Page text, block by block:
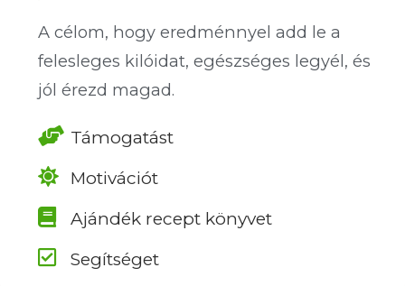
A célom, hogy eredménnyel add le a
felesleges kilóidat, egészséges legyél, és
jól érezd magad.
Támogatást
Motivációt
Ajándék recept könyvet
Segítséget